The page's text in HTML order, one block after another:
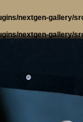
nextgen-gallery/
nextgen-gallery/